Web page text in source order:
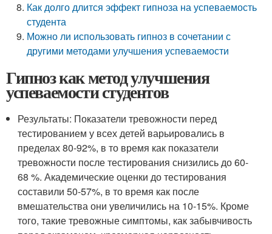
Как долго длится эффект гипноза на успеваемость
студента
Можно ли использовать гипноз в сочетании с
другими методами улучшения успеваемости
Гипноз как метод улучшения
успеваемости студентов
Результаты: Показатели тревожности перед
тестированием у всех детей варьировались в
пределах 80-92%, в то время как показатели
тревожности после тестирования снизились до 60-
68 %. Академические оценки до тестирования
составили 50-57%, в то время как после
вмешательства они увеличились на 10-15%. Кроме
того, такие тревожные симптомы, как забывчивость